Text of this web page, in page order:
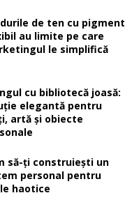
de ten cu pigment
au limite pe care
le simplifică
cu bibliotecă joasă:
elegantă pentru
artă și obiecte
să-ți construiești un
personal pentru
haotice